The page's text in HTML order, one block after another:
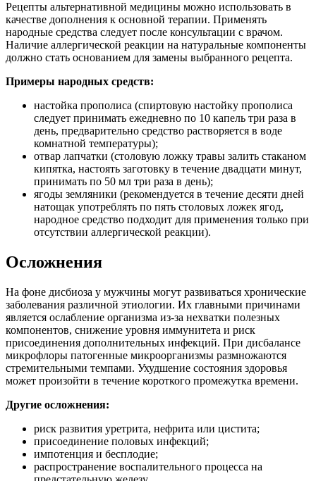
Рецепты альтернативной медицины можно использовать в
качестве дополнения к основной терапии. Применять
народные средства следует после консультации с врачом.
Наличие аллергической реакции на натуральные компоненты
должно стать основанием для замены выбранного рецепта.
Примеры народных средств:
настойка прополиса (спиртовую настойку прополиса
следует принимать ежедневно по 10 капель три раза в
день, предварительно средство растворяется в воде
комнатной температуры);
отвар лапчатки (столовую ложку травы залить стаканом
кипятка, настоять заготовку в течение двадцати минут,
принимать по 50 мл три раза в день);
ягоды земляники (рекомендуется в течение десяти дней
натощак употреблять по пять столовых ложек ягод,
народное средство подходит для применения только при
отсутствии аллергической реакции).
Осложнения
На фоне дисбиоза у мужчины могут развиваться хронические
заболевания различной этиологии. Их главными причинами
является ослабление организма из-за нехватки полезных
компонентов, снижение уровня иммунитета и риск
присоединения дополнительных инфекций. При дисбалансе
микрофлоры патогенные микроорганизмы размножаются
стремительными темпами. Ухудшение состояния здоровья
может произойти в течение короткого промежутка времени.
Другие осложнения:
риск развития уретрита, нефрита или цистита;
присоединение половых инфекций;
импотенция и бесплодие;
распространение воспалительного процесса на